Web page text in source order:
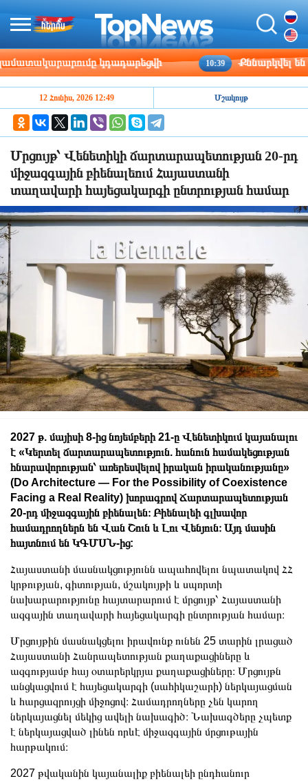
կդադարեցվի 10:39 Քննարկվել են
12 Հունիս, 2026 12:49 Մշակույթ
Մրցույթ՝ Վենետիկի ճարտարապետության 20-րդ
միջազգային բիենալեում Հայաստանի
տաղավարի հայեցակարգի ընտրության համար
2027 թ. մայիսի 8-ից նոյեմբերի 21-ը Վենետիկում կայանալու
է «Կերտել ճարտարապետություն. հանուն համակեցության
հնարավորության՝ առերեսվելով իրական իրականությանը»
(Do Architecture — For the Possibility of Coexistence
Facing a Real Reality) խորագրով Ճարտարապետության
20-րդ միջազգային բիենալեն։ Բիենալեի գլխավոր
համադրողներն են Վան Շուն և Լու Վենյուն։ Այդ մասին
հայտնում են ԿԳՄՍՆ-ից:
Հայաստանի մասնակցությունն ապահովելու նպատակով ՀՀ
կրթության, գիտության, մշակույթի և սպորտի
նախարարությունը հայտարարում է մրցույթ՝ Հայաստանի
ազգային տաղավարի հայեցակարգի ընտրության համար։
Մրցույթին մասնակցելու իրավունք ունեն 25 տարին լրացած
Հայաստանի Հանրապետության քաղաքացիները և
ազգությամբ հայ օտարերկրյա քաղաքացիները։ Մրցույթն
անցկացվում է հայեցակարգի (սահիկաշարի) ներկայացման
և հարցազրույցի միջոցով։ Համադրողները չեն կարող
ներկայացնել մեկից ավելի նախագիծ։ Նախագծերը չպետք
է ներկայացված լինեն որևէ միջազգային մրցութային
հարթակում։
2027 թվականին կայանալիք բիենալեի ընդհանուր